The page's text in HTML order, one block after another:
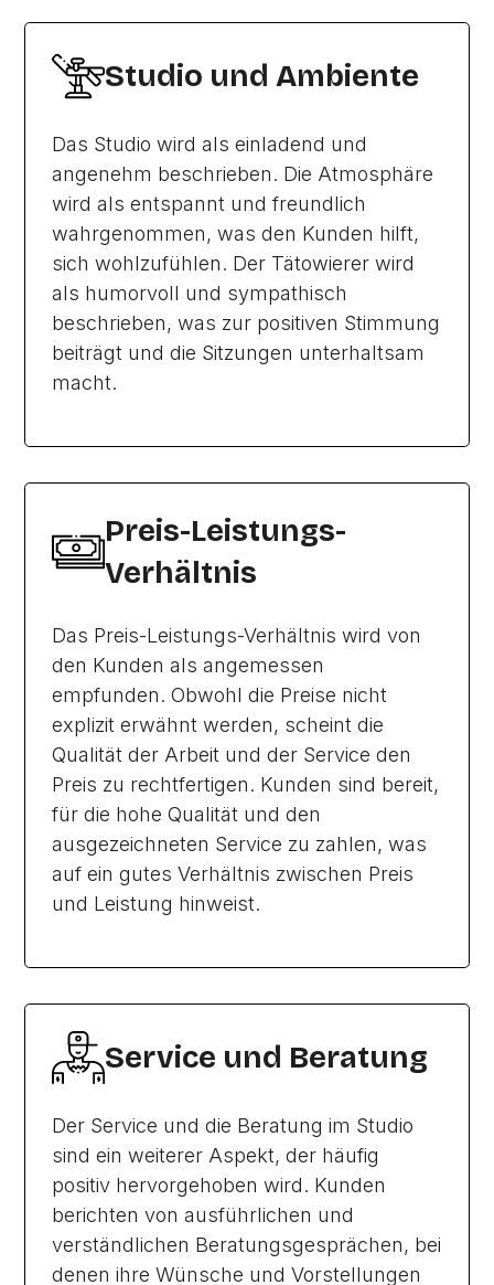
Studio und Ambiente
Das Studio wird als einladend und
angenehm beschrieben. Die Atmosphäre
wird als entspannt und freundlich
wahrgenommen, was den Kunden hilft,
sich wohlzufühlen. Der Tätowierer wird
als humorvoll und sympathisch
beschrieben, was zur positiven Stimmung
beiträgt und die Sitzungen unterhaltsam
macht.
Preis-Leistungs-
Verhältnis
Das Preis-Leistungs-Verhältnis wird von
den Kunden als angemessen
empfunden. Obwohl die Preise nicht
explizit erwähnt werden, scheint die
Qualität der Arbeit und der Service den
Preis zu rechtfertigen. Kunden sind bereit,
für die hohe Qualität und den
ausgezeichneten Service zu zahlen, was
auf ein gutes Verhältnis zwischen Preis
und Leistung hinweist.
Service und Beratung
Der Service und die Beratung im Studio
sind ein weiterer Aspekt, der häufig
positiv hervorgehoben wird. Kunden
berichten von ausführlichen und
verständlichen Beratungsgesprächen, bei
denen ihre Wünsche und Vorstellungen